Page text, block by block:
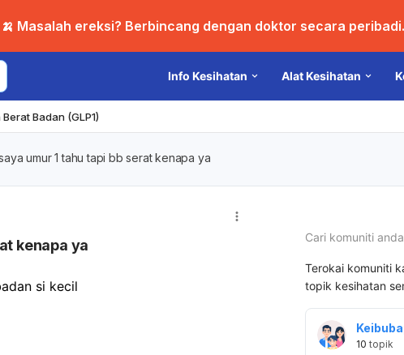
🍌 Masalah ereksi? Berbincang dengan doktor secara peribadi.
Info Kesihatan Alat Kesihatan
Badan (GLP1)
umur 1 tahu tapi bb serat kenapa ya
kenapa ya
si kecil
Cari komuniti anda
Terokai komuniti
topik kesihatan
10 topik